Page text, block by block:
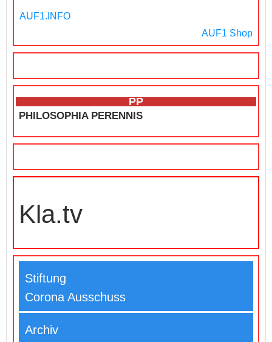
AUF1.INFO
AUF1 Shop
PP
PHILOSOPHIA PERENNIS
Kla.tv
Stiftung
Corona Ausschuss
Archiv